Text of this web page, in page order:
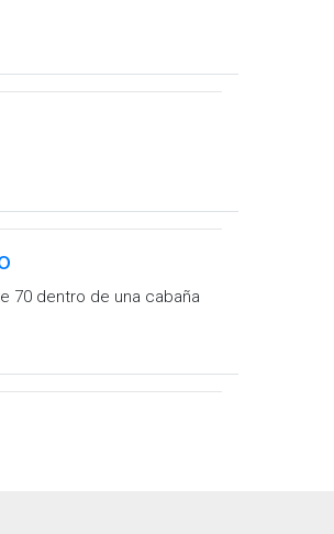
70 dentro de una cabaña